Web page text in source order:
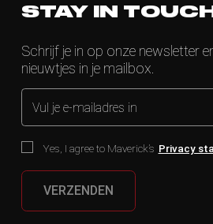
STAY IN
Schrijf je in op onze newsletter
nieuwtjes in je mailbox.
Vul je e-mailadres in
Yes, I agree to Maverick’s Privacy
VERZENDEN